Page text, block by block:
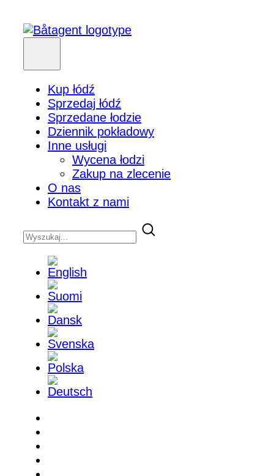
Kup łódź
Sprzedaj łódź
Sprzedane łodzie
Dziennik pokładowy
Inne usługi
Wycena łodzi
Zakup na zlecenie
O nas
Kontakt z nami